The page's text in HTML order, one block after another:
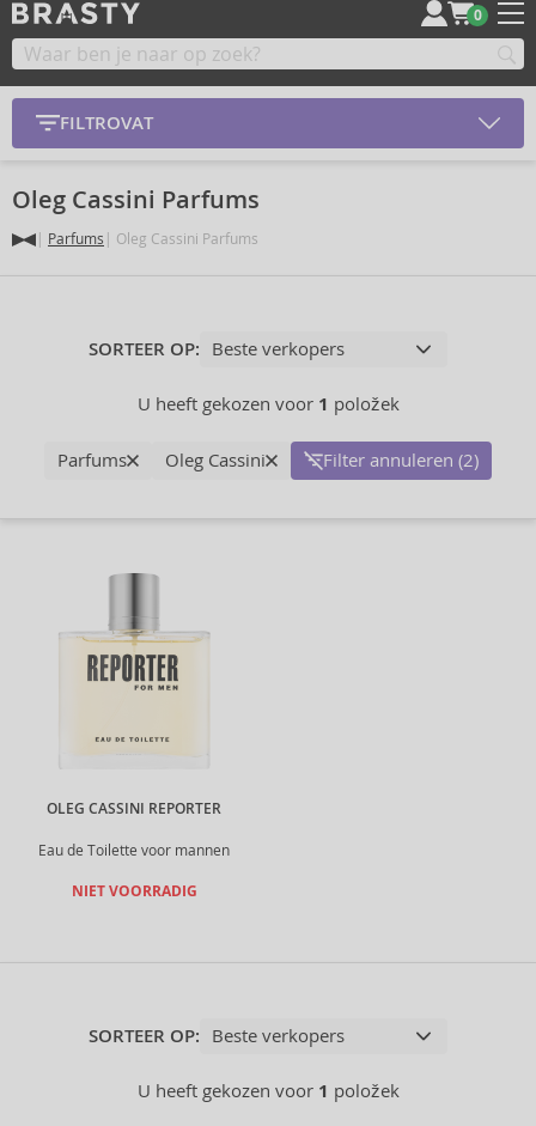
0
FILTROVAT
Oleg Cassini Parfums
Parfums Oleg Cassini Parfums
SORTEER OP:
U heeft gekozen voor 1 položek
Parfums Oleg Cassini Filter annuleren (2)
OLEG CASSINI REPORTER
Eau de Toilette voor mannen
NIET VOORRADIG
SORTEER OP:
U heeft gekozen voor 1 položek